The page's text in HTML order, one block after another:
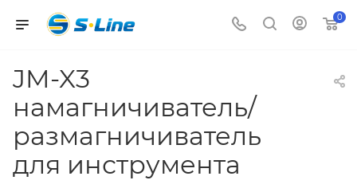
0
JM-X3
намагничиватель/
размагничиватель
для инструмента